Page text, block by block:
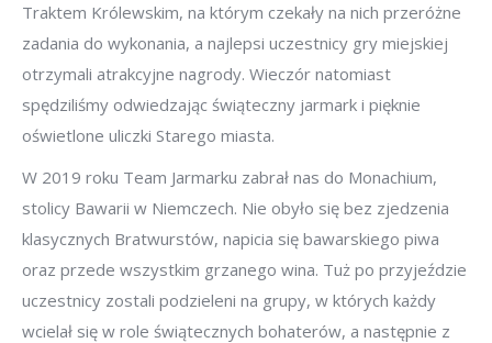
Traktem Królewskim, na którym czekały na nich przeróżne
zadania do wykonania, a najlepsi uczestnicy gry miejskiej
otrzymali atrakcyjne nagrody. Wieczór natomiast
spędziliśmy odwiedzając świąteczny jarmark i pięknie
oświetlone uliczki Starego miasta.
W 2019 roku Team Jarmarku zabrał nas do Monachium,
stolicy Bawarii w Niemczech. Nie obyło się bez zjedzenia
klasycznych Bratwurstów, napicia się bawarskiego piwa
oraz przede wszystkim grzanego wina. Tuż po przyjeździe
uczestnicy zostali podzieleni na grupy, w których każdy
wcielał się w role świątecznych bohaterów, a następnie z